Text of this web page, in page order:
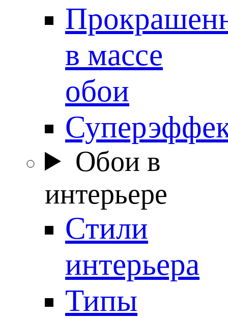
в массе
обои
Обои в
интерьере
Стили
интерьера
Типы